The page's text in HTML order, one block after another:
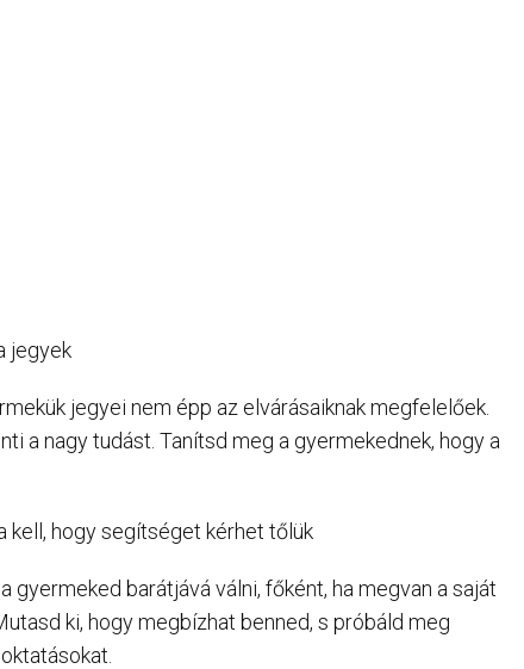
jegyek
jegyei nem épp az elvárásaiknak megfelelőek.
a nagy tudást. Tanítsd meg a gyermekednek, hogy a
kell, hogy segítséget kérhet tőlük
gyermeked barátjává válni, főként, ha megvan a saját
ki, hogy megbízhat benned, s próbáld meg